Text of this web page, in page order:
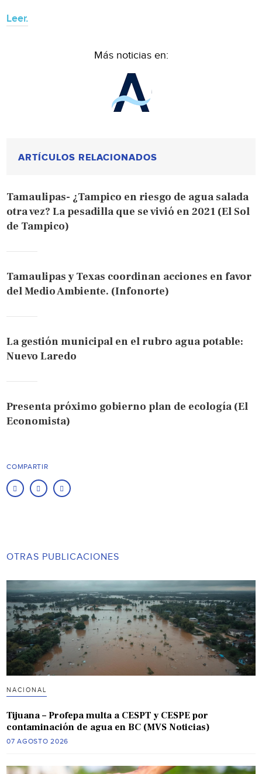
Leer.
Más noticias en:
ARTÍCULOS RELACIONADOS
Tamaulipas- ¿Tampico en riesgo de agua salada
otra vez? La pesadilla que se vivió en 2021 (El Sol
de Tampico)
Tamaulipas y Texas coordinan acciones en favor
del Medio Ambiente. (Infonorte)
La gestión municipal en el rubro agua potable:
Nuevo Laredo
Presenta próximo gobierno plan de ecología (El
Economista)
COMPARTIR
OTRAS PUBLICACIONES
NACIONAL
Tijuana – Profepa multa a CESPT y CESPE por
contaminación de agua en BC (MVS Noticias)
07 AGOSTO 2026